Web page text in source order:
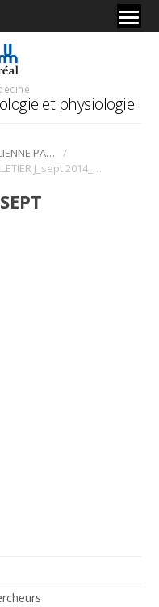
et physiologie
Chercheurs (ANCIENNE PAGE)
/
MARTEL-PELLETIER J_sept 2014_4621_ppL